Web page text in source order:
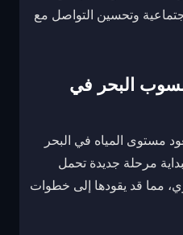
وتحسين التواصل مع
البحر في
مستوى المياه في البحر
مرحلة جديدة تحمل
مما قد يقودها إلى خطوات